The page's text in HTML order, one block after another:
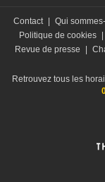
Contact Qui
Politique de cookies
Revue de presse
Retrouvez tous les